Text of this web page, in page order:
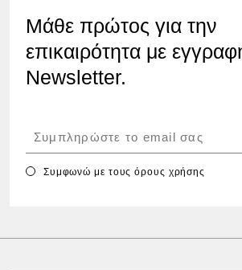
Μάθε πρώτος για την
επικαιρότητα με
Newsletter.
Συμφωνώ με τουςόρους χρήσης